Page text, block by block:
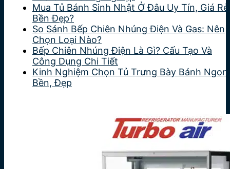
Mua Tủ Bánh Sinh Nhật Ở Đâu Uy Tín, Giá
Bền Đẹp?
So Sánh Bếp Chiên Nhúng Điện Và Gas: Nên
Chọn Loại Nào?
Bếp Chiên Nhúng Điện Là Gì? Cấu Tạo Và
Công Dụng Chi Tiết
Kinh Nghiệm Chọn Tủ Trưng Bày Bánh Ngon,
Bền, Đẹp